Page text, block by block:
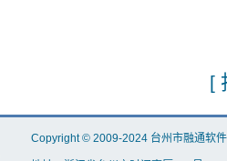
[
Copyright© 2009-2024 台州市融通软